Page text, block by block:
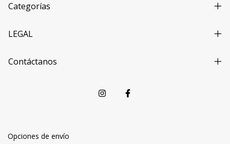
Categorías
LEGAL
Contáctanos
Opciones de envío